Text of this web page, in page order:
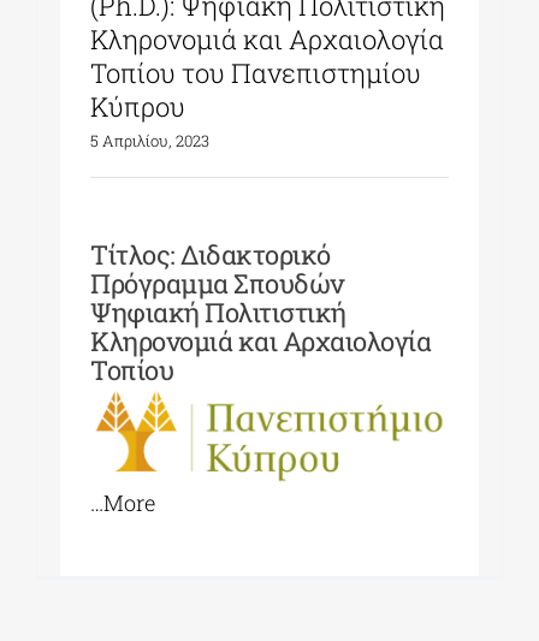
ΕΚΔΗΛΩΣΕΙΣΚληρονομιά και Αρχαιολογία
Τοπίου του Πανεπιστημίου
Κύπρου
5 Απριλίου, 2023
Τίτλος: Διδακτορικό
Πρόγραμμα Σπουδών
Ψηφιακή Πολιτιστική
Κληρονομιά και Αρχαιολογία
Τοπίου
…More